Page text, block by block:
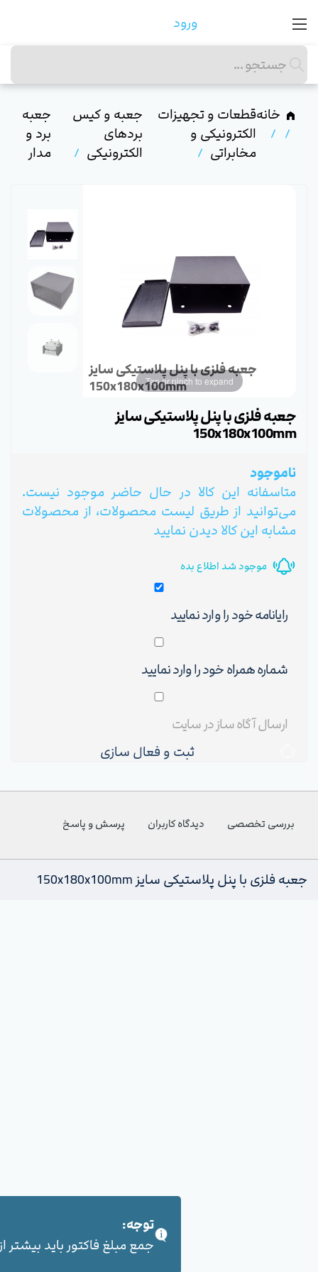
ورود
خانهقطعات و تجهیزات
الکترونیکی و
مخابراتی
جعبه و کیس
بردهای
الکترونیکی
جعبه
برد و
مدار
توجه:
جمع مبلغ فاکتور باید بیشتر از 100,000 هزار تومان
جعبه فلزی با پنل پلاستیکی سایز
150x180x100mm
Tap or pinch to expand
جعبه فلزی با پنل پلاستیکی سایز
150x180x100mm
ناموجود
متاسفانه این کالا در حال حاضر موجود نیست.
می‌توانید از طریق لیست محصولات، از محصولات
مشابه این کالا دیدن نمایید
موجود شد اطلاع بده
ثبت و فعال سازی
بررسی تخصصی دیدگاه کاربران پرسش و پاسخ
جعبه فلزی با پنل پلاستیکی سایز 150x180x100mm